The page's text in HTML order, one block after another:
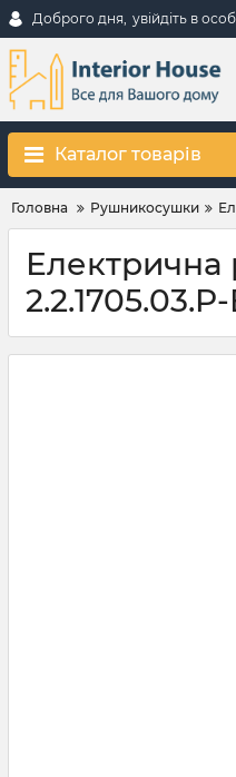
Доброго дня, увійдіть в
Каталог товарів
Головна Рушникосушки
Електрична